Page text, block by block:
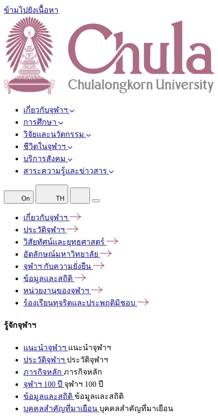
ข้ามไปยังเนื้อหา
เกี่ยวกับจุฬาฯ
การศึกษา
วิจัยและนวัตกรรม
ชีวิตในจุฬาฯ
บริการสังคม
สาระความรู้และข่าวสาร
On TH
เกี่ยวกับจุฬาฯ
ประวัติจุฬาฯ
วิสัยทัศน์และยุทธศาสตร์
อัตลักษณ์มหาวิทยาลัย
จุฬาฯ กับความยั่งยืน
ข้อมูลและสถิติ
หน่วยงานของจุฬาฯ
ร้องเรียนทุจริตและประพฤติมิชอบ
รู้จักจุฬาฯ
แนะนำจุฬาฯ แนะนำจุฬาฯ
ประวัติจุฬาฯ ประวัติจุฬาฯ
ภารกิจหลัก ภารกิจหลัก
จุฬาฯ 100 ปี จุฬาฯ 100 ปี
ข้อมูลและสถิติ ข้อมูลและสถิติ
บุคคลสำคัญที่มาเยือน บุคคลสำคัญที่มาเยือน